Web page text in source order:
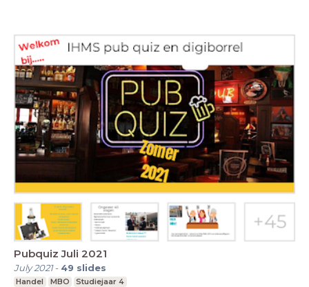
Pubquiz Juli 2021
July 2021- 49 slides
Handel MBO Studiejaar 4